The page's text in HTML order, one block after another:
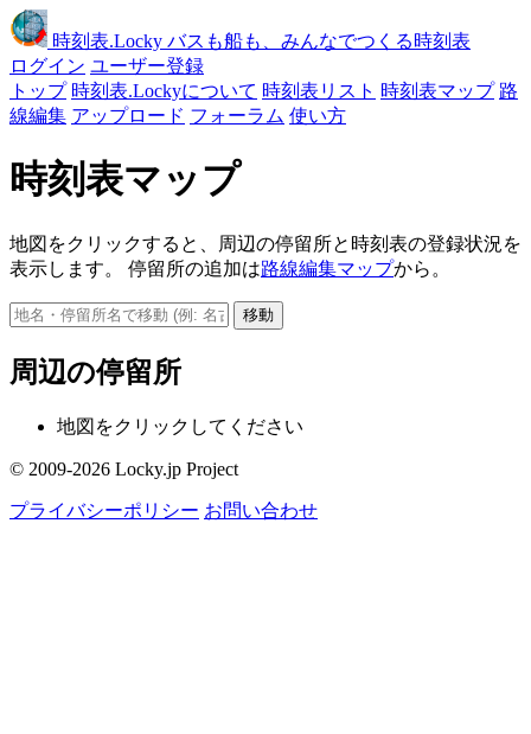
時刻表.Locky バスも船も、みんなでつくる時刻表
ログイン ユーザー登録
トップ 時刻表.Lockyについて 時刻表リスト 時刻表マップ 路
線編集 アップロード フォーラム 使い方
時刻表マップ
地図をクリックすると、周辺の停留所と時刻表の登録状況を
表示します。 停留所の追加は路線編集マップから。
移動
周辺の停留所
地図をクリックしてください
© 2009-2026 Locky.jp Project
プライバシーポリシー お問い合わせ